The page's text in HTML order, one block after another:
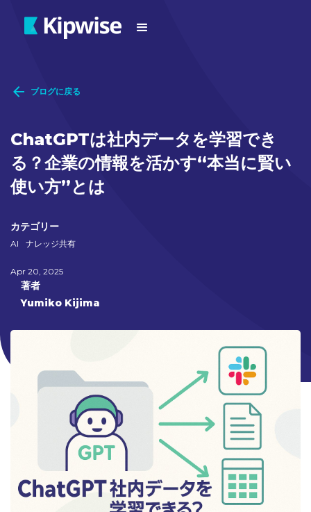
ブログに戻る
ChatGPTは社内データを学習でき
る？企業の情報を活かす“本当に賢い
使い方”とは
カテゴリー
AI ナレッジ共有
Apr 20, 2025
著者
Yumiko Kijima